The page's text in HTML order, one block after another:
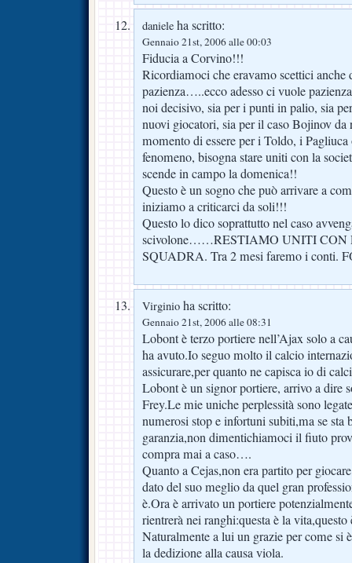
daniele ha scritto:
Gennaio 21st, 2006 alle 00:03
Fiducia a Corvino!!!
Ricordiamoci che eravamo scettici anche
pazienza…..ecco adesso ci vuole
noi decisivo, sia per i punti in palio, sia
nuovi giocatori, sia per il caso Bojinov
momento di essere per i Toldo, i
fenomeno, bisogna stare uniti con la
scende in campo la domenica!!
Questo è un sogno che può arrivare a
iniziamo a criticarci da soli!!!
Questo lo dico soprattutto nel caso
scivolone……RESTIAMO UNITI
SQUADRA. Tra 2 mesi faremo i conti.
Virginio ha scritto:
Gennaio 21st, 2006 alle 08:31
Lobont è terzo portiere nell’Ajax solo a
ha avuto.Io seguo molto il calcio
assicurare,per quanto ne capisca io di
Lobont è un signor portiere, arrivo a dire
Frey.Le mie uniche perplessità sono
numerosi stop e infortuni subiti,ma se sta
garanzia,non dimentichiamoci il fiuto
compra mai a caso….
Quanto a Cejas,non era partito per
dato del suo meglio da quel gran
è.Ora è arrivato un portiere
rientrerà nei ranghi:questa è la
Naturalmente a lui un grazie per come si
la dedizione alla causa viola.